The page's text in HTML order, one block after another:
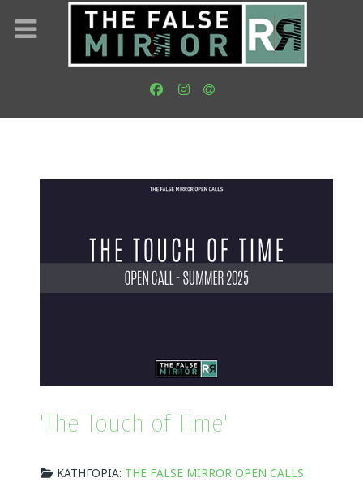
'The Touch of Time'
ΚΑΤΗΓΟΡΊΑ: THE FALSE MIRROR OPEN CALLS